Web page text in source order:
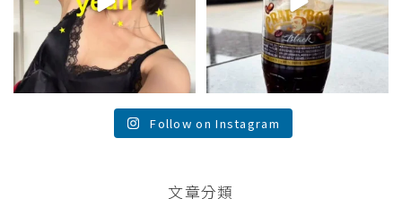
Follow on Instagram
文章分類